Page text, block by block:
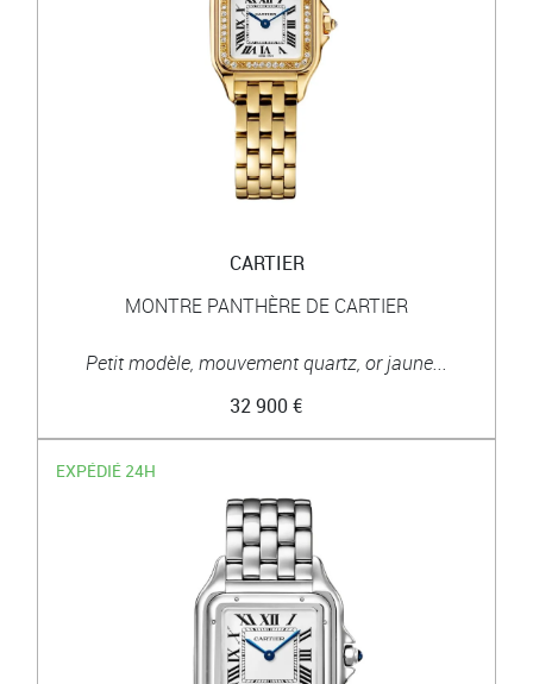
CARTIER
MONTRE PANTHÈRE DE CARTIER
Petit modèle, mouvement quartz, or jaune...
32 900 €
EXPÉDIÉ 24H